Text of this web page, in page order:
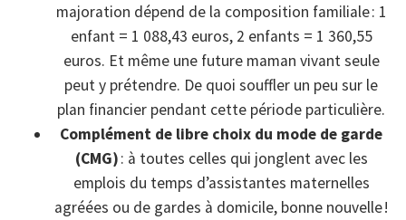
majoration dépend de la composition familiale : 1
enfant = 1 088,43 euros, 2 enfants = 1 360,55
euros. Et même une future maman vivant seule
peut y prétendre. De quoi souffler un peu sur le
plan financier pendant cette période particulière.
Complément de libre choix du mode de garde
(CMG): à toutes celles qui jonglent avec les
emplois du temps d’assistantes maternelles
agréées ou de gardes à domicile, bonne nouvelle !